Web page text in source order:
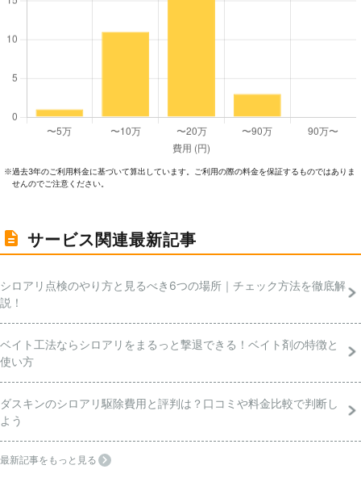
※過去3年のご利⽤料⾦に基づいて算出しています。ご利⽤の際の料⾦を保証するものではありま
せんのでご注意ください。
サービス関連最新記事
シロアリ点検のやり方と見るべき6つの場所｜チェック方法を徹底解
説！
ベイト工法ならシロアリをまるっと撃退できる！ベイト剤の特徴と
使い方
ダスキンのシロアリ駆除費用と評判は？口コミや料金比較で判断し
よう
最新記事をもっと見る